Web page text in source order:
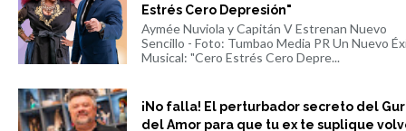
Estrés Cero Depresión"
Aymée Nuviola y Capitán V Estrenan Nuevo
Sencillo - Foto: Tumbao Media PR Un Nuevo
Musical: "Cero Estrés Cero Depre...
¡No falla! El perturbador secreto del
del Amor para que tu ex te suplique